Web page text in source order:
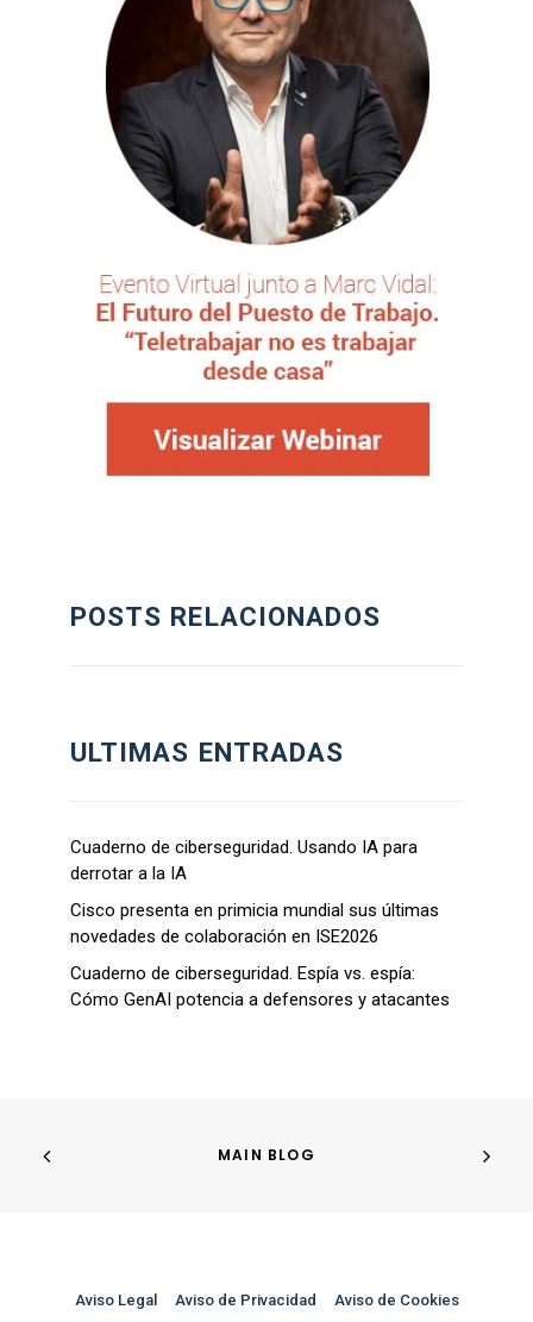
POSTS RELACIONADOS
ULTIMAS ENTRADAS
Cuaderno de ciberseguridad. Usando IA para
derrotar a la IA
Cisco presenta en primicia mundial sus últimas
novedades de colaboración en ISE2026
Cuaderno de ciberseguridad. Espía vs. espía:
Cómo GenAI potencia a defensores y atacantes
MAIN BLOG
Aviso Legal Aviso de Privacidad Aviso de Cookies